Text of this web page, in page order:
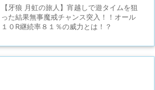
【牙狼 月虹の旅人】宵越しで遊タイムを狙
った結果無事魔戒チャンス突入！！オール
１０R継続率８１％の威力とは！？